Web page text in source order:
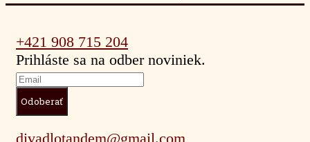
+421 908 715 204
Prihláste sa na odber noviniek.
divadlotandem@gmail.com